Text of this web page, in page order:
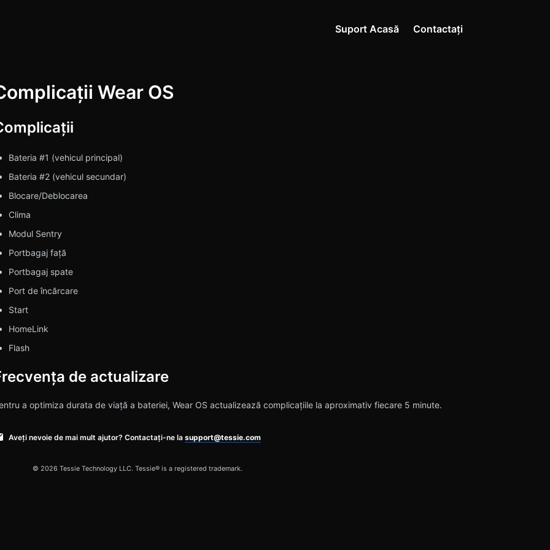
Suport Acasă Contactați
Wear OS
Bateria #1 (vehicul principal)
Bateria #2 (vehicul secundar)
Blocare/Deblocarea
Clima
Modul Sentry
Portbagaj față
Portbagaj spate
Port de încărcare
Start
HomeLink
Flash
de actualizare
a optimiza durata de viață a bateriei, Wear OS actualizează complicațiile la aproximativ fiecare 5 minute.
Aveți nevoie de mai mult ajutor? Contactați-ne la support@tessie.com
© 2026 Tessie Technology LLC. Tessie® is a registered trademark.